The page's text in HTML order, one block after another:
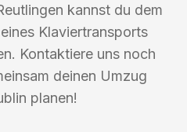
kannst du dem
Klaviertransports
Kontaktiere uns noch
deinen Umzug
planen!